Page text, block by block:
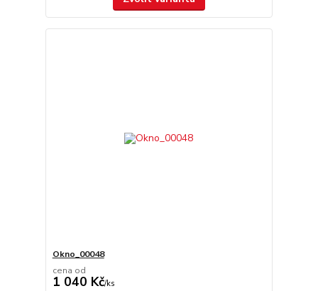
Okno_00048
cena od
1 040 Kč/ks